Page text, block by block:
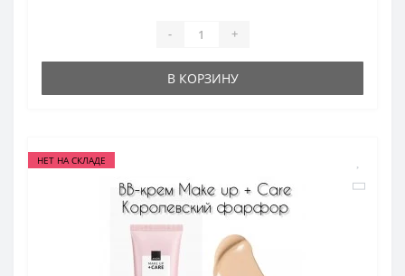
- +
В КОРЗИНУ
НЕТ НА СКЛАДЕ